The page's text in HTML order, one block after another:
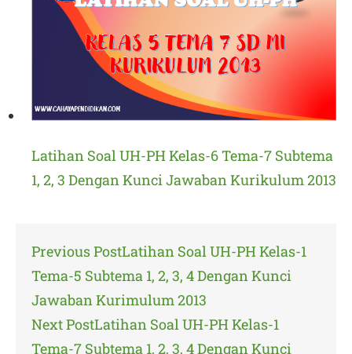
Latihan Soal UH-PH Kelas-6 Tema-7 Subtema
1, 2, 3 Dengan Kunci Jawaban Kurikulum 2013
Post
navigation
Previous PostLatihan Soal UH-PH Kelas-1
Tema-5 Subtema 1, 2, 3, 4 Dengan Kunci
Jawaban Kurimulum 2013
Next PostLatihan Soal UH-PH Kelas-1
Tema-7 Subtema 1, 2, 3, 4 Dengan Kunci